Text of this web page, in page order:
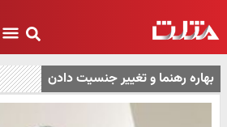
بهاره رهنما و تغییر جنسیت دادن